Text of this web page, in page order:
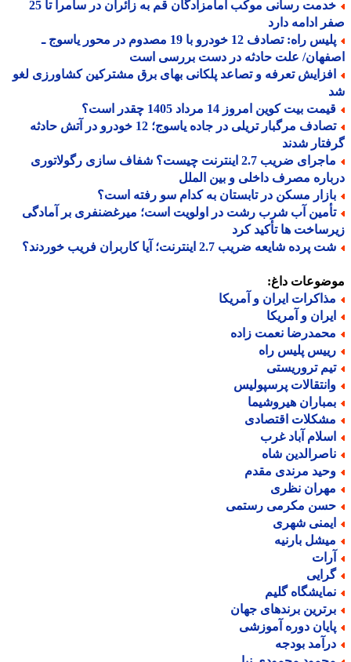
خدمت رسانی موکب امامزادگان قم به زائران در سامرا تا 25
ادامه دارد
پلیس راه: تصادف 12 خودرو با 19 مصدوم در محور یاسوج ـ
علت حادثه در دست بررسی است
تعرفه و تصاعد پلکانی بهای برق مشترکین کشاورزی لغو
بیت کوین امروز 14 مرداد 1405 چقدر است؟
تصادف مرگبار تریلی در جاده یاسوج؛ 12 خودرو در آتش حادثه
شدند
ماجرای ضریب 2.7 اینترنت چیست؟ شفاف سازی رگولاتوری
مصرف داخلی و بین الملل
مسکن در تابستان به کدام سو رفته است؟
آب شرب رشت در اولویت است؛ میرغضنفری بر آمادگی
ها تأکید کرد
شایعه ضریب 2.7 اینترنت؛ آیا کاربران فریب خوردند؟
داغ:
ایران و آمریکا
و آمریکا
نعمت زاده
پلیس راه
تروریستی
پرسپولیس
هیروشیما
اقتصادی
آباد غرب
شاه
مرندی مقدم
نظری
مکرمی رستمی
شهری
بارنیه
گلیم
برندهای جهان
دوره آموزشی
بودجه